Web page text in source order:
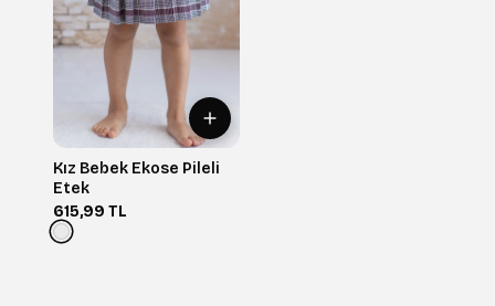
Kız Bebek Ekose Pileli
Etek
615,99 TL